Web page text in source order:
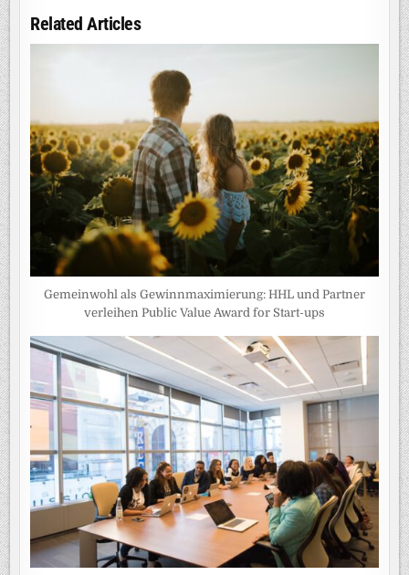
Related Articles
Gemeinwohl als Gewinnmaximierung: HHL und Partner
verleihen Public Value Award for Start-ups